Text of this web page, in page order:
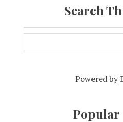
Search
Powered by
Popular